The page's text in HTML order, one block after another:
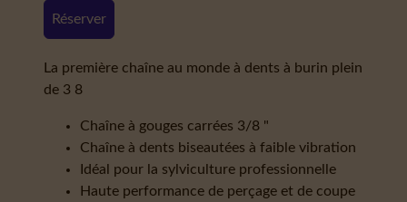
Réserver
La première chaîne au monde à dents à burin plein
de 3 8
Chaîne à gouges carrées 3/8 "
Chaîne à dents biseautées à faible vibration
Idéal pour la sylviculture professionnelle
Haute performance de perçage et de coupe